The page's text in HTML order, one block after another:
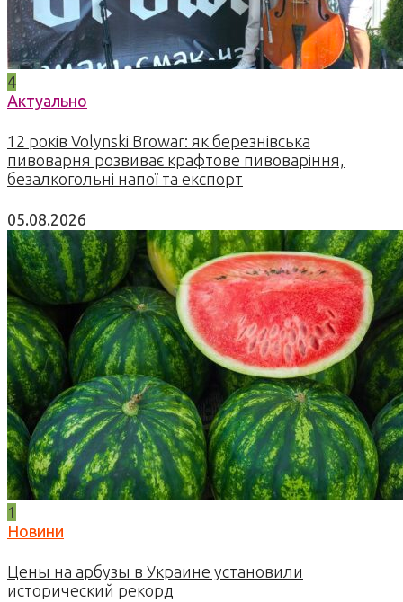
4
Актуально
12 років Volynski Browar: як березнівська
пивоварня розвиває крафтове пивоваріння,
безалкогольні напої та експорт
05.08.2026
1
Новини
Цены на арбузы в Украине установили
исторический рекорд